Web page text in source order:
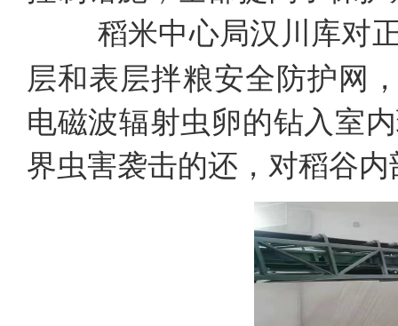
稻米中心局汉川库对
层和表层拌粮安全防护网
电磁波辐射虫卵的钻入室
界虫害袭击的还，对稻谷